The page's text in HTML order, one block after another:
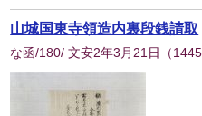
山城国東寺領造内裏段銭請取
な函/180/ 文安2年3月21日 （1445